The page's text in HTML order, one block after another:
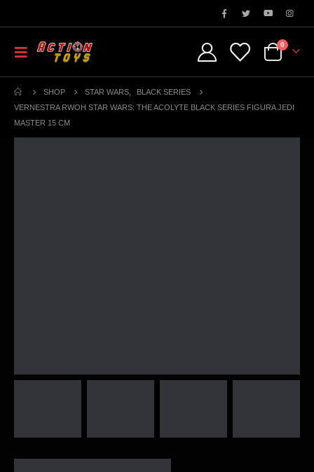
0
SHOP STAR WARS
BLACK SERIES
VERNESTRA RWOH STAR WARS: THE ACOLYTE BLACK SERIES FIGURA JEDI
MASTER 15 CM